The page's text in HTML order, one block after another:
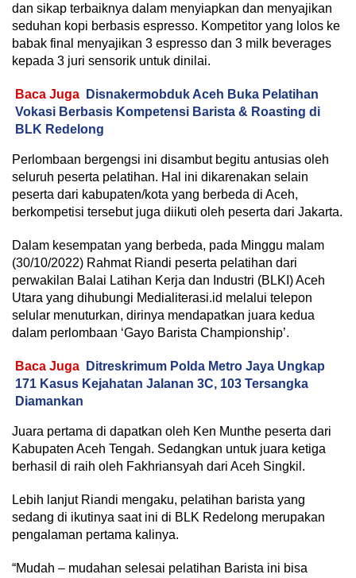
dan sikap terbaiknya dalam menyiapkan dan menyajikan
seduhan kopi berbasis espresso. Kompetitor yang lolos ke
babak final menyajikan 3 espresso dan 3 milk beverages
kepada 3 juri sensorik untuk dinilai.
Baca Juga
Disnakermobduk Aceh Buka Pelatihan
Vokasi Berbasis Kompetensi Barista & Roasting di
BLK Redelong
Perlombaan bergengsi ini disambut begitu antusias oleh
seluruh peserta pelatihan. Hal ini dikarenakan selain
peserta dari kabupaten/kota yang berbeda di Aceh,
berkompetisi tersebut juga diikuti oleh peserta dari Jakarta.
Dalam kesempatan yang berbeda, pada Minggu malam
(30/10/2022) Rahmat Riandi peserta pelatihan dari
perwakilan Balai Latihan Kerja dan Industri (BLKI) Aceh
Utara yang dihubungi Medialiterasi.id melalui telepon
selular menuturkan, dirinya mendapatkan juara kedua
dalam perlombaan ‘Gayo Barista Championship’.
Baca Juga
Ditreskrimum Polda Metro Jaya Ungkap
171 Kasus Kejahatan Jalanan 3C, 103 Tersangka
Diamankan
Juara pertama di dapatkan oleh Ken Munthe peserta dari
Kabupaten Aceh Tengah. Sedangkan untuk juara ketiga
berhasil di raih oleh Fakhriansyah dari Aceh Singkil.
Lebih lanjut Riandi mengaku, pelatihan barista yang
sedang di ikutinya saat ini di BLK Redelong merupakan
pengalaman pertama kalinya.
“Mudah – mudahan selesai pelatihan Barista ini bisa